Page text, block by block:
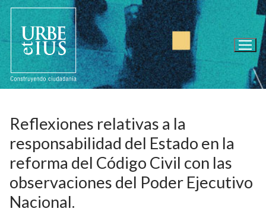
Ir
contenido
Reflexiones relativas a la
responsabilidad del Estado en la
reforma del Código Civil con las
observaciones del Poder Ejecutivo
Nacional.